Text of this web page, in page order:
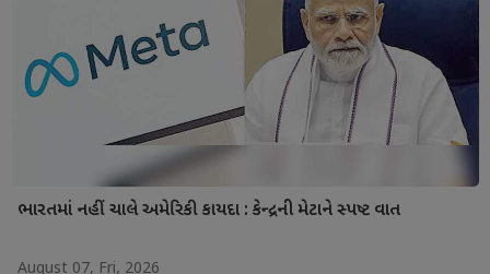
ભારતમાં નહીં ચાલે અમેરિકી કાયદા : કેન્દ્રની મેટાને સ્પષ્ટ વાત
August 07, Fri, 2026